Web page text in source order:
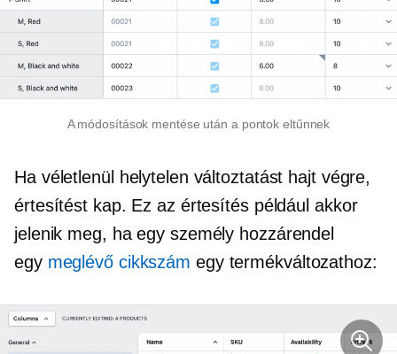
A módosítások mentése után a pontok eltűnnek
Ha véletlenül helytelen változtatást hajt végre,
értesítést kap. Ez az értesítés például akkor
jelenik meg, ha egy személy hozzárendel
egy meglévő cikkszám egy termékváltozathoz: